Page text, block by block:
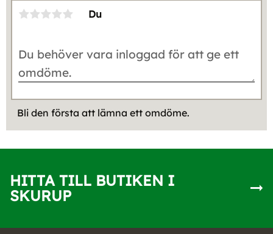
Du
Bli den första att lämna ett omdöme.
HITTA TILL BUTIKEN I
SKURUP